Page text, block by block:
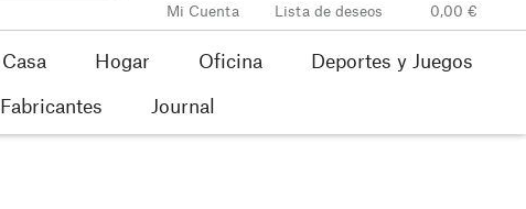
Mi Cuenta Lista de deseos 0,00 €
Casa Hogar Oficina
Deportes y Juegos
Fabricantes Journal